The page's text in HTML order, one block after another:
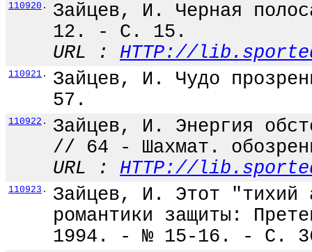
110920 .
Зайцев, И. Черная
12. - С. 15.
URL : HTTP://
110921 .
Зайцев, И. Чудо
57.
110922 .
Зайцев, И. Энергия
// 64 - Шахмат.
URL : HTTP://
110923 .
Зайцев, И. Этот "тихий
романтики защиты:
1994. - № 15-16. - С.